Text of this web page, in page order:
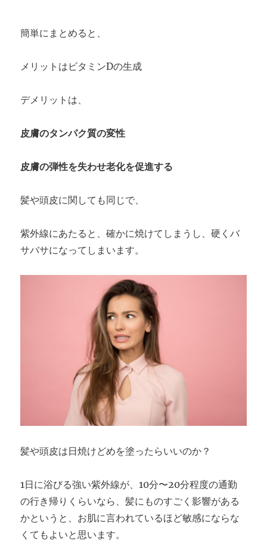
簡単にまとめると、
メリットはビタミンDの生成
デメリットは、
皮膚のタンパク質の変性
皮膚の弾性を失わせ老化を促進する
髪や頭皮に関しても同じで、
紫外線にあたると、確かに焼けてしまうし、硬くバ
サバサになってしまいます。
髪や頭皮は日焼けどめを塗ったらいいのか？
1日に浴びる強い紫外線が、10分〜20分程度の通勤
の行き帰りくらいなら、髪にものすごく影響がある
かというと、お肌に言われているほど敏感にならな
くてもよいと思います。